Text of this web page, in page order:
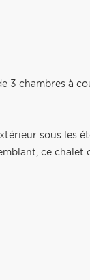
3 chambres à
sous les
ce chalet